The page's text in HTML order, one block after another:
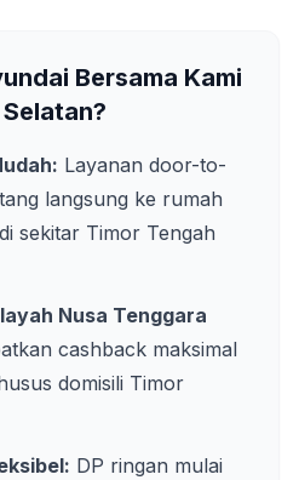
Bersama Kami
?
Layanan door-to-
langsung ke rumah
sekitar Timor Tengah
Nusa Tenggara
cashback maksimal
domisili Timor
DP ringan mulai